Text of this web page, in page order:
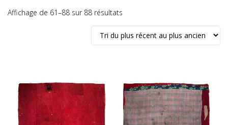
Affichage de 61–88 sur 88 résultats
du
plus
récent